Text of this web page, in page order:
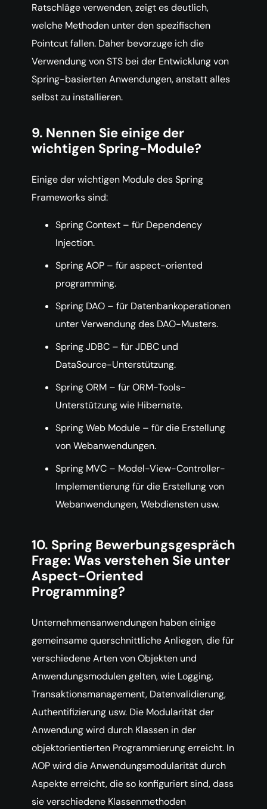
Ratschläge verwenden, zeigt es deutlich,
welche Methoden unter den spezifischen
Pointcut fallen. Daher bevorzuge ich die
Verwendung von STS bei der Entwicklung von
Spring-basierten Anwendungen, anstatt alles
selbst zu installieren.
9. Nennen Sie einige der
wichtigen Spring-Module?
Einige der wichtigen Module des Spring
Frameworks sind:
Spring Context – für Dependency
Injection.
Spring AOP – für aspect-oriented
programming.
Spring DAO – für Datenbankoperationen
unter Verwendung des DAO-Musters.
Spring JDBC – für JDBC und
DataSource-Unterstützung.
Spring ORM – für ORM-Tools-
Unterstützung wie Hibernate.
Spring Web Module – für die Erstellung
von Webanwendungen.
Spring MVC – Model-View-Controller-
Implementierung für die Erstellung von
Webanwendungen, Webdiensten usw.
10. Spring Bewerbungsgespräch
Frage: Was verstehen Sie unter
Aspect-Oriented
Programming?
Unternehmensanwendungen haben einige
gemeinsame querschnittliche Anliegen, die für
verschiedene Arten von Objekten und
Anwendungsmodulen gelten, wie Logging,
Transaktionsmanagement, Datenvalidierung,
Authentifizierung usw. Die Modularität der
Anwendung wird durch Klassen in der
objektorientierten Programmierung erreicht. In
AOP wird die Anwendungsmodularität durch
Aspekte erreicht, die so konfiguriert sind, dass
sie verschiedene Klassenmethoden